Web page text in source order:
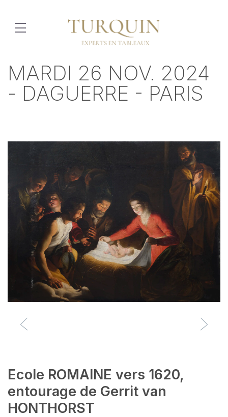
MARDI 26 NOV. 2024
- DAGUERRE - PARIS
Ecole ROMAINE vers 1620,
entourage de Gerrit van
HONTHORST